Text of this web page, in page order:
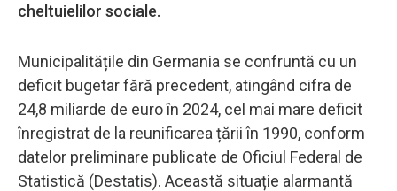
cheltuielilor sociale.
Municipalitățile din Germania se confruntă cu un
deficit bugetar fără precedent, atingând cifra de
24,8 miliarde de euro în 2024, cel mai mare deficit
înregistrat de la reunificarea țării în 1990, conform
datelor preliminare publicate de Oficiul Federal de
Statistică (Destatis). Această situație alarmantă